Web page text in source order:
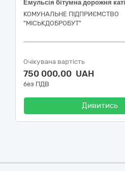
КОМУНАЛЬНЕ ПІДПРИЄМСТВО
"МІСЬКДОБРОБУТ"
Очікувана вартість
750 000,00 UAH
без ПДВ
Дивитись